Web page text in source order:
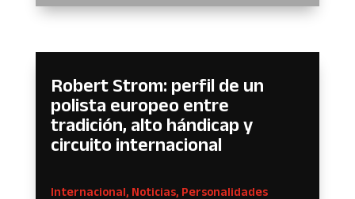
Robert Strom: perfil de un
polista europeo entre
tradición, alto hándicap y
circuito internacional
Internacional, Noticias, Personalidades